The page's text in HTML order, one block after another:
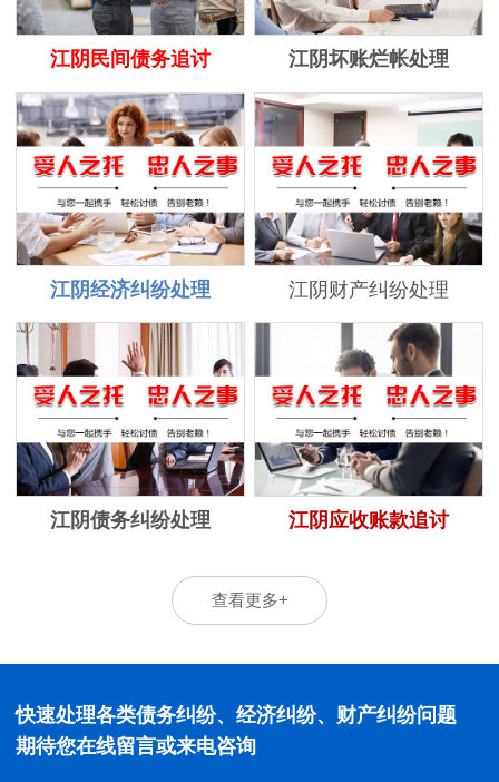
江阴民间债务追讨 江阴坏账烂帐处理
江阴经济纠纷处理 江阴财产纠纷处理
江阴债务纠纷处理 江阴应收账款追讨
查看更多+
快速处理各类债务纠纷、经济纠纷、财产纠纷问题
期待您在线留言或来电咨询